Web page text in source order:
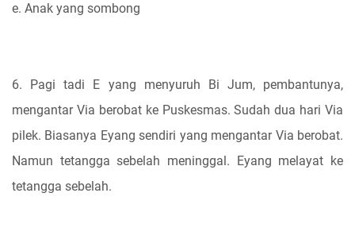
e. Anak yang sombong
6. Pagi tadi E yang menyuruh Bi Jum, pembantunya,
mengantar Via berobat ke Puskesmas. Sudah dua hari Via
pilek. Biasanya Eyang sendiri yang mengantar Via berobat.
Namun tetangga sebelah meninggal. Eyang melayat ke
tetangga sebelah.